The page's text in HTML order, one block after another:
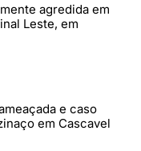
agredida em
Leste, em
e caso
em Cascavel